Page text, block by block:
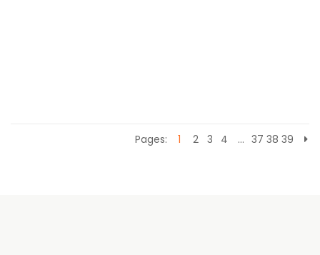
Pages: 1 2 3 4 … 37 38 39